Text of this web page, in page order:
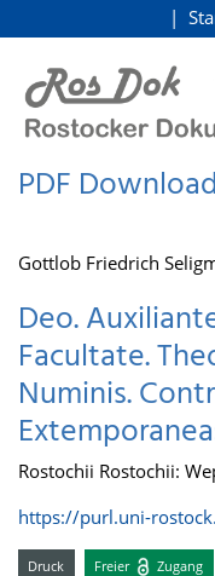
zum Inhalt
PDF Download
Gottlob Friedrich
Deo.
Facultate.
Numinis.
Rostochii Rostochii:
https://purl.uni-
Druck Freier Zugang